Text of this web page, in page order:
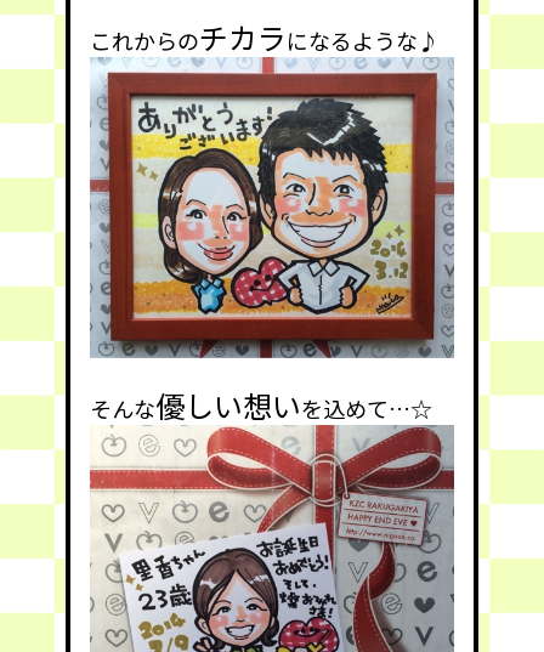
これからのチカラになるような♪
そんな優しい想いを込めて…☆